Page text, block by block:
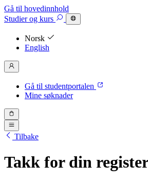
Gå til hovedinnhold
Studierog kurs
Norsk
English
Gå til studentportalen
Mine søknader
Tilbake
Takk for din